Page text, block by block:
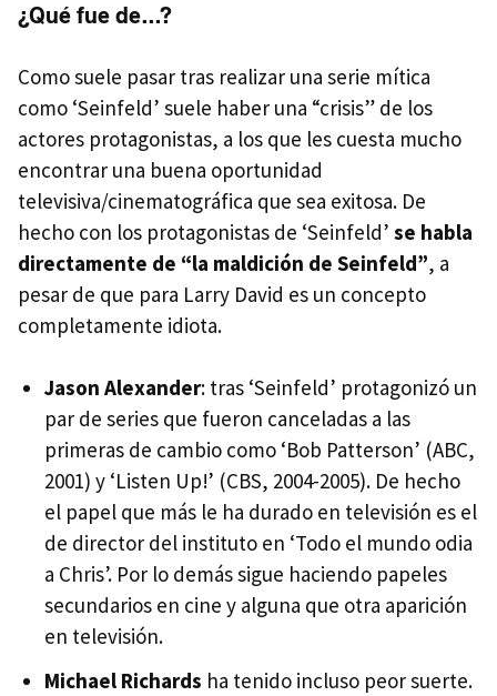
¿Qué fue de…?
Como suele pasar tras realizar una serie mítica
como ‘Seinfeld’ suele haber una “crisis” de los
actores protagonistas, a los que les cuesta mucho
encontrar una buena oportunidad
televisiva/cinematográfica que sea exitosa. De
hecho con los protagonistas de ‘Seinfeld’ se habla
directamente de “la maldición de Seinfeld”, a
pesar de que para Larry David es un concepto
completamente idiota.
Jason Alexander: tras ‘Seinfeld’ protagonizó un
par de series que fueron canceladas a las
primeras de cambio como ‘Bob Patterson’ (ABC,
2001) y ‘Listen Up!’ (CBS, 2004-2005). De hecho
el papel que más le ha durado en televisión es el
de director del instituto en ‘Todo el mundo odia
a Chris’. Por lo demás sigue haciendo papeles
secundarios en cine y alguna que otra aparición
en televisión.
Michael Richards ha tenido incluso peor suerte.